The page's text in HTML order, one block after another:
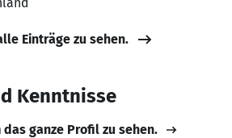
Einträge zu sehen.
Kenntnisse
ganze Profil zu sehen.